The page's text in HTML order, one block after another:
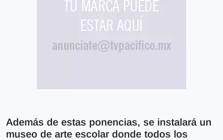
Además de estas ponencias, se instalará un
museo de arte escolar donde todos los